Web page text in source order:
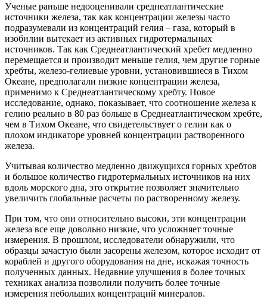
Ученые раньше недооценивали среднеатлантические
источники железа, так как концентрации железы часто
подразумевали из концентраций гелия – газа, который в
изобилии вытекает из активных гидротермальных
источников. Так как Среднеатлантический хребет медленно
перемещается и производит меньше гелия, чем другие горные
хребты, железо-гелиевые уровни, установившиеся в Тихом
Океане, предполагали низкие концентрации железа,
применимо к Среднеатлантическому хребту. Новое
исследование, однако, показывает, что соотношение железа к
гелию реально в 80 раз больше в Среднеатлантическом хребте,
чем в Тихом Океане, что свидетельствует о гелии как о
плохом индикаторе уровней концентрации растворенного
железа.
Учитывая количество медленно движущихся горных хребтов
и большое количество гидротермальных источников на них
вдоль морского дна, это открытие позволяет значительно
увеличить глобальные расчеты по растворенному железу.
При том, что они относительно высоки, эти концентрации
железа все еще довольно низкие, что усложняет точные
измерения. В прошлом, исследователи обнаружили, что
образцы зачастую были засорены железом, которое исходит от
кораблей и другого оборудования на дне, искажая точность
полученных данных. Недавние улучшения в более точных
техниках анализа позволили получить более точные
измерения небольших концентраций минералов.